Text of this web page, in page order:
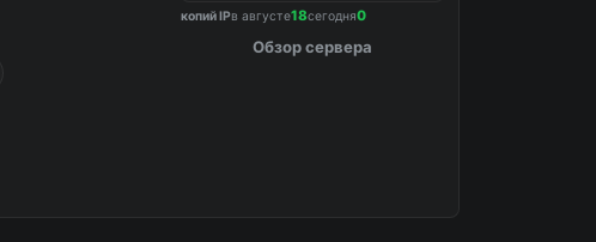
копий IPв августе18сегодня0
Обзор сервера